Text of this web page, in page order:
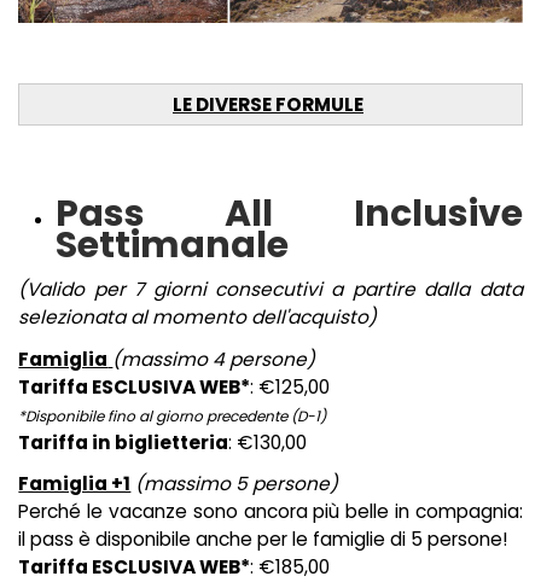
LE DIVERSE FORMULE
Pass All Inclusive
Settimanale
(Valido per 7 giorni consecutivi a partire dalla data
selezionata al momento dell'acquisto)
Famiglia (massimo 4 persone)
Tariffa ESCLUSIVA WEB*: €125,00
*Disponibile fino al giorno precedente (D-1)
Tariffa in biglietteria: €130,00
Famiglia +1 (massimo 5 persone)
Perché le vacanze sono ancora più belle in compagnia:
il pass è disponibile anche per le famiglie di 5 persone!
Tariffa ESCLUSIVA WEB*: €185,00